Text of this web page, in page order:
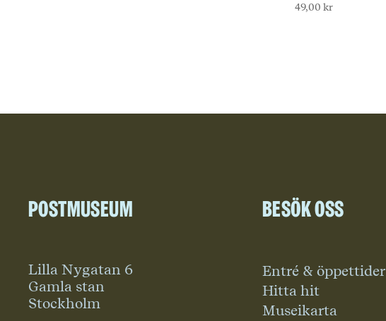
49,00 kr
Postmuseum
Lilla Nygatan 6
Gamla stan
Stockholm
Besök oss
Entré & öppettider
Hitta hit
Museikarta